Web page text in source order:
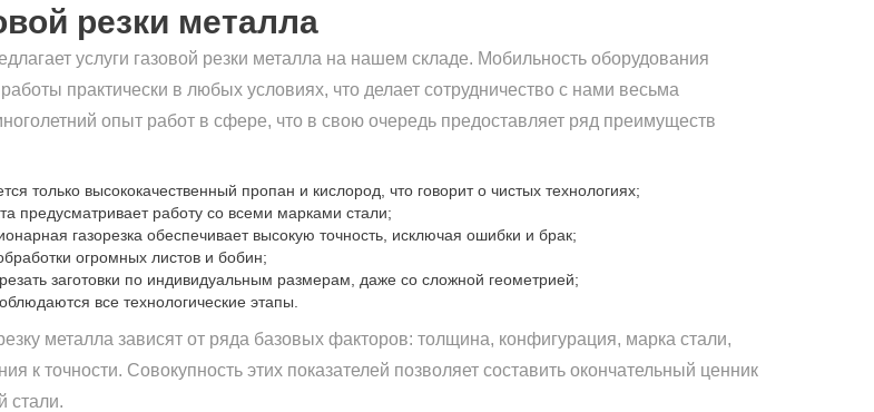
резки металла
услуги газовой резки металла на нашем складе. Мобильность оборудования
практически в любых условиях, что делает сотрудничество с нами весьма
опыт работ в сфере, что в свою очередь предоставляет ряд преимуществ
только высококачественный пропан и кислород, что говорит о чистых технологиях;
предусматривает работу со всеми марками стали;
газорезка обеспечивает высокую точность, исключая ошибки и брак;
огромных листов и бобин;
заготовки по индивидуальным размерам, даже со сложной геометрией;
все технологические этапы.
металла зависят от ряда базовых факторов: толщина, конфигурация, марка стали,
к точности. Совокупность этих показателей позволяет составить окончательный ценник
стали.